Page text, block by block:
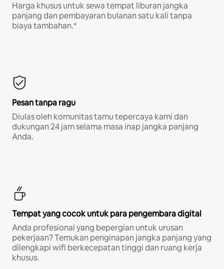
Harga khusus untuk sewa tempat liburan jangka
panjang dan pembayaran bulanan satu kali tanpa
biaya tambahan.*
Pesan tanpa ragu
Diulas oleh komunitas tamu tepercaya kami dan
dukungan 24 jam selama masa inap jangka panjang
Anda.
Tempat yang cocok untuk para pengembara digital
Anda profesional yang bepergian untuk urusan
pekerjaan? Temukan penginapan jangka panjang yang
dilengkapi wifi berkecepatan tinggi dan ruang kerja
khusus.